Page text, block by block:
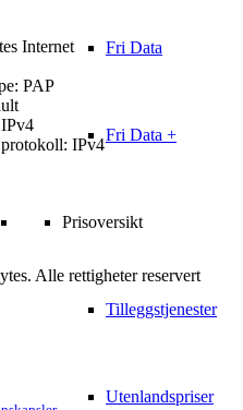
Fri Data
Fri Data +
Prisoversikt
Tilleggstjenester
Utenlandspriser
Internet
PAP
IPv4
Alle rettigheter reservert